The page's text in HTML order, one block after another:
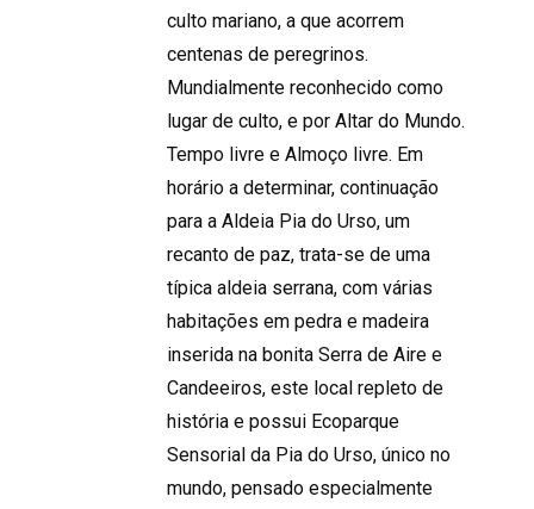
culto mariano, a que acorrem
centenas de peregrinos.
Mundialmente reconhecido como
lugar de culto, e por Altar do Mundo.
Tempo livre e Almoço livre. Em
horário a determinar, continuação
para a Aldeia Pia do Urso, um
recanto de paz, trata-se de uma
típica aldeia serrana, com várias
habitações em pedra e madeira
inserida na bonita Serra de Aire e
Candeeiros, este local repleto de
história e possui Ecoparque
Sensorial da Pia do Urso, único no
mundo, pensado especialmente